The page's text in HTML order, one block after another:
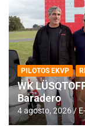
PILOTOS EKVP
WK
Baradero
4 agosto, 2026